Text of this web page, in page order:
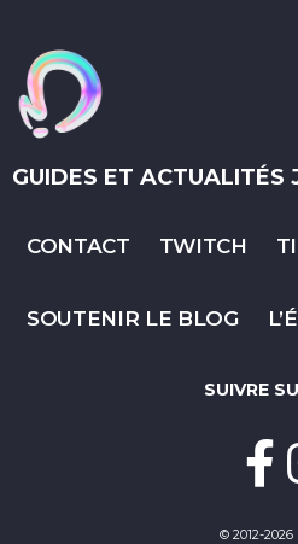
GUIDES ET ACTUALITÉS
CONTACT TWITCH
SOUTENIR LE BLOG
SUIVRE
© 2012-2026